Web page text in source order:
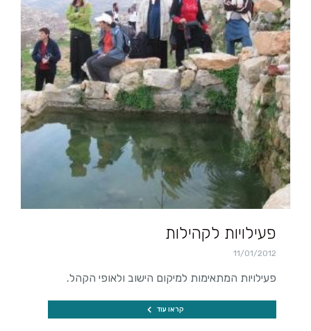
פעילויות לקהילות
11/01/2012
פעילויות המתאימות למיקום הישוב ולאופי הקהל.
קראו עוד